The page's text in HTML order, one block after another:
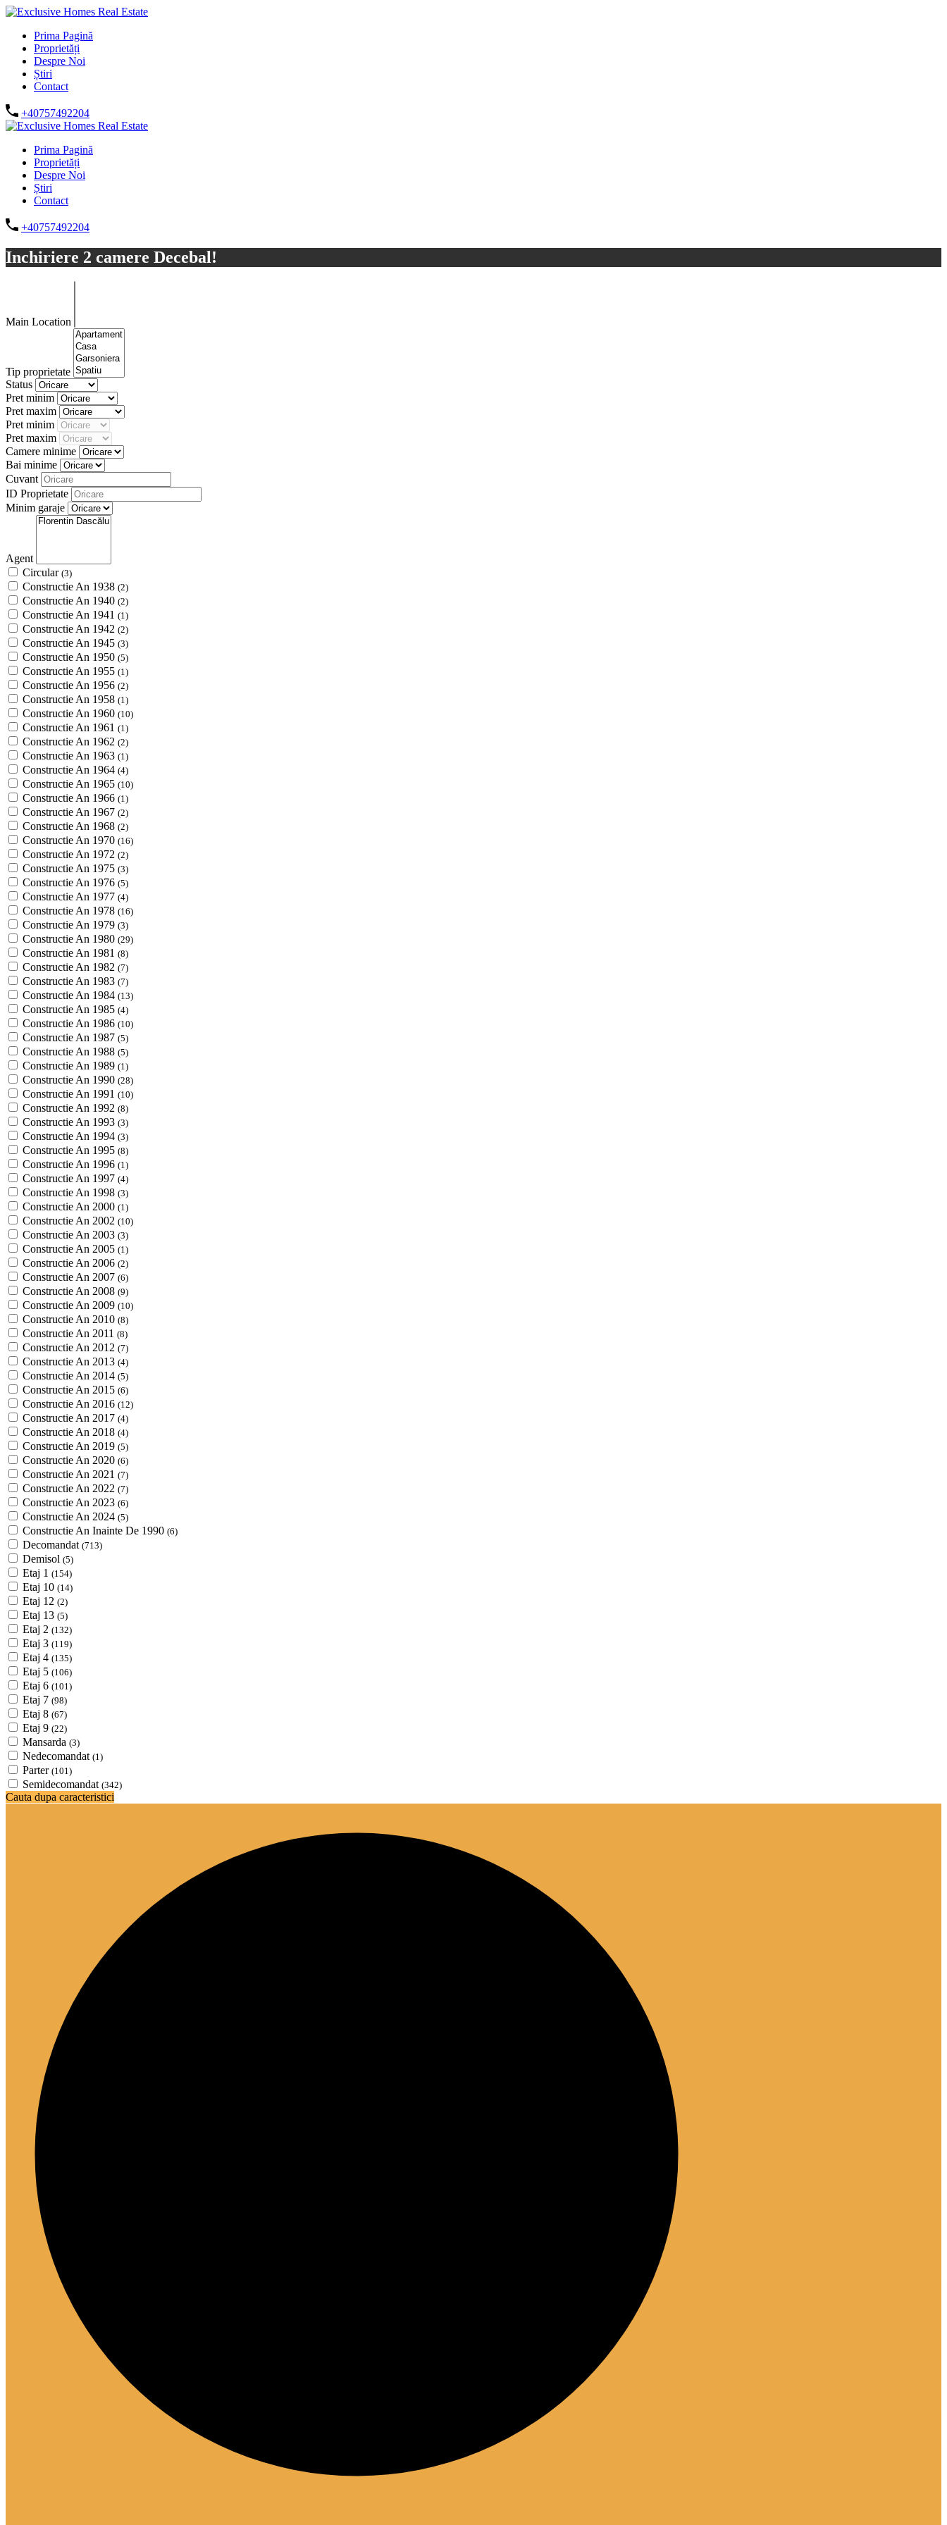
Prima Pagină
Proprietăți
Despre Noi
Știri
Contact
+40757492204
Prima Pagină
Proprietăți
Despre Noi
Știri
Contact
+40757492204
Inchiriere 2 camere Decebal!
Main Location
Tip proprietate
Status
Pret minim
Pret maxim
Pret minim
Pret maxim
Camere minime
Bai minime
Cuvant
ID Proprietate
Minim garaje
Agent
Circular (3)
Constructie An 1938 (2)
Constructie An 1940 (2)
Constructie An 1941 (1)
Constructie An 1942 (2)
Constructie An 1945 (3)
Constructie An 1950 (5)
Constructie An 1955 (1)
Constructie An 1956 (2)
Constructie An 1958 (1)
Constructie An 1960 (10)
Constructie An 1961 (1)
Constructie An 1962 (2)
Constructie An 1963 (1)
Constructie An 1964 (4)
Constructie An 1965 (10)
Constructie An 1966 (1)
Constructie An 1967 (2)
Constructie An 1968 (2)
Constructie An 1970 (16)
Constructie An 1972 (2)
Constructie An 1975 (3)
Constructie An 1976 (5)
Constructie An 1977 (4)
Constructie An 1978 (16)
Constructie An 1979 (3)
Constructie An 1980 (29)
Constructie An 1981 (8)
Constructie An 1982 (7)
Constructie An 1983 (7)
Constructie An 1984 (13)
Constructie An 1985 (4)
Constructie An 1986 (10)
Constructie An 1987 (5)
Constructie An 1988 (5)
Constructie An 1989 (1)
Constructie An 1990 (28)
Constructie An 1991 (10)
Constructie An 1992 (8)
Constructie An 1993 (3)
Constructie An 1994 (3)
Constructie An 1995 (8)
Constructie An 1996 (1)
Constructie An 1997 (4)
Constructie An 1998 (3)
Constructie An 2000 (1)
Constructie An 2002 (10)
Constructie An 2003 (3)
Constructie An 2005 (1)
Constructie An 2006 (2)
Constructie An 2007 (6)
Constructie An 2008 (9)
Constructie An 2009 (10)
Constructie An 2010 (8)
Constructie An 2011 (8)
Constructie An 2012 (7)
Constructie An 2013 (4)
Constructie An 2014 (5)
Constructie An 2015 (6)
Constructie An 2016 (12)
Constructie An 2017 (4)
Constructie An 2018 (4)
Constructie An 2019 (5)
Constructie An 2020 (6)
Constructie An 2021 (7)
Constructie An 2022 (7)
Constructie An 2023 (6)
Constructie An 2024 (5)
Constructie An Inainte De 1990 (6)
Decomandat (713)
Demisol (5)
Etaj 1 (154)
Etaj 10 (14)
Etaj 12 (2)
Etaj 13 (5)
Etaj 2 (132)
Etaj 3 (119)
Etaj 4 (135)
Etaj 5 (106)
Etaj 6 (101)
Etaj 7 (98)
Etaj 8 (67)
Etaj 9 (22)
Mansarda (3)
Nedecomandat (1)
Parter (101)
Semidecomandat (342)
Cauta dupa caracteristici